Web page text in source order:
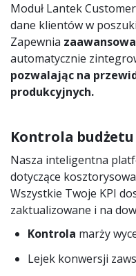
Moduł Lantek
dane klientów w
Zapewnia
automatycznie
pozwalając na
produkcyjnych.
Kontrola budżetu
Nasza inteligentna
dotyczące
Wszystkie Twoje KPI
zaktualizowane i na
Kontrola marży
Lejek konwersji